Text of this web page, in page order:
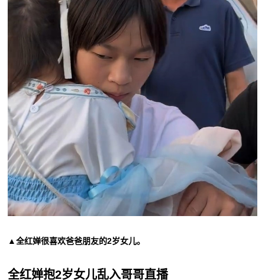
▲全红婵很喜欢爸爸朋友的2岁女儿。
全红婵抱2岁女儿乱入哥哥直播